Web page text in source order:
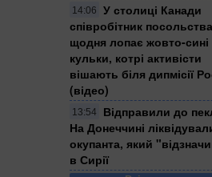
14:06
У столиці Канади
співробітник
щодня лопає жовто-сині
кульки, котрі активісти
вішають біля дипмісії
(відео)
13:54
Відправили до
На Донеччині
окупанта, який
в Сирії